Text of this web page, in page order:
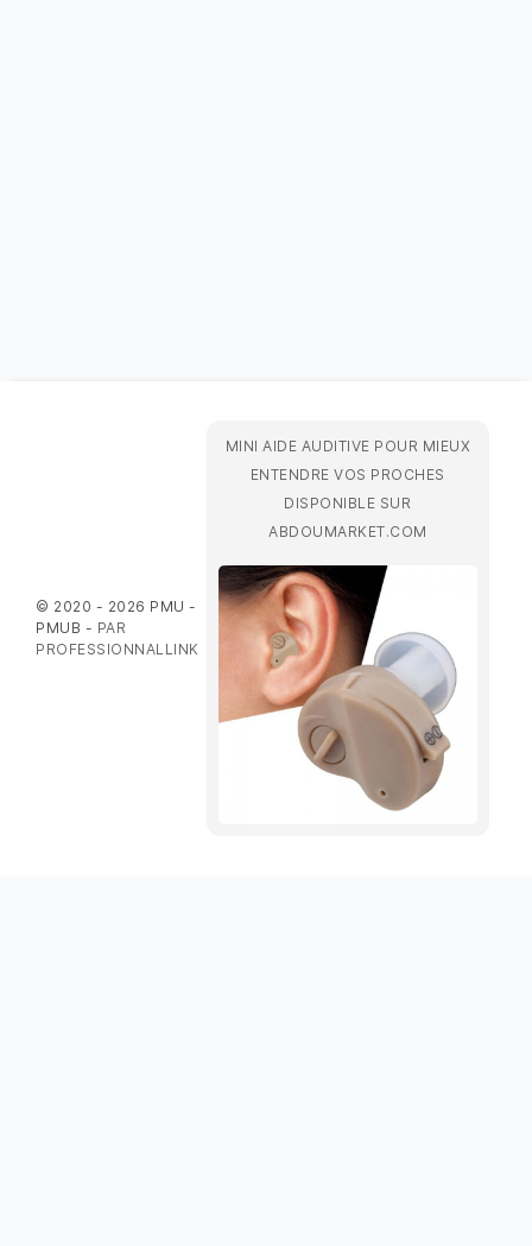
© 2020 - 2026 PMU -
PMUB - PAR
PROFESSIONNALLINK
MINI AIDE AUDITIVE POUR MIEUX
ENTENDRE VOS PROCHES
DISPONIBLE SUR
ABDOUMARKET.COM